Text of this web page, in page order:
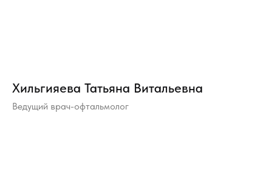
Хильгияева Татьяна Витальевна
Ведущий врач-офтальмолог